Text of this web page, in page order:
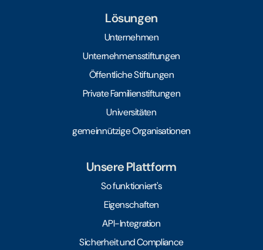
Lösungen
Unternehmen
Unternehmensstiftungen
Öffentliche Stiftungen
Private Familienstiftungen
Universitäten
gemeinnützige Organisationen
Unsere Plattform
So funktioniert's
Eigenschaften
API-Integration
Sicherheit und Compliance